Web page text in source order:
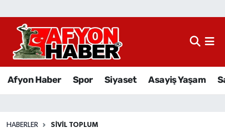
Afyon Haber Spor Siyaset Asayiş Yaşam
HABERLER SIVIL TOPLUM
Afyon Haber